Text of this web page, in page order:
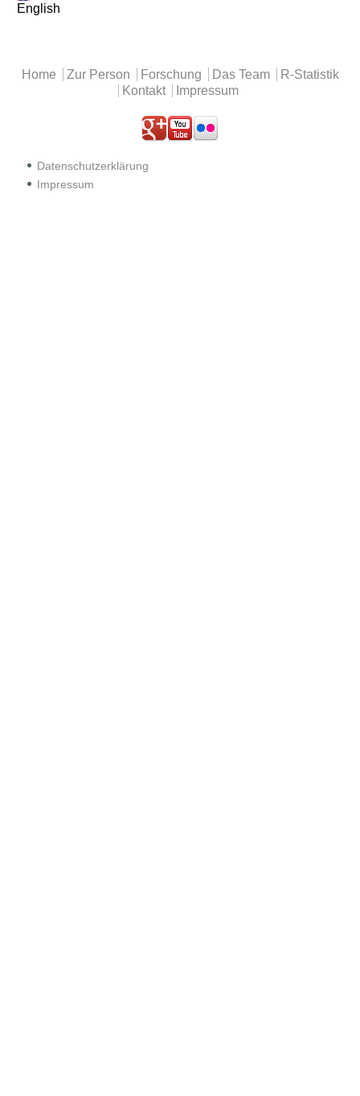
English
Hauptmenü
Home Zur Person Forschung Das Team
R-Statistik
Kontakt
Impressum
. . .
Datenschutzerklärung
Impressum